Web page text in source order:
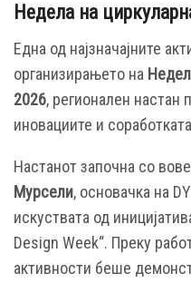
Недела на
Една од најзначајните
организирањето на
2026, регионален настан
иновациите и
Настанот започна со
Мурсели, основачка на
искуствата од
Design Week“. Преку
активности беше